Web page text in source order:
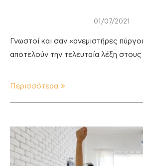
01/07/2021
Γνωστοί και σαν «ανεμιστήρες
αποτελούν την τελευταία λέξη
Περισσότερα